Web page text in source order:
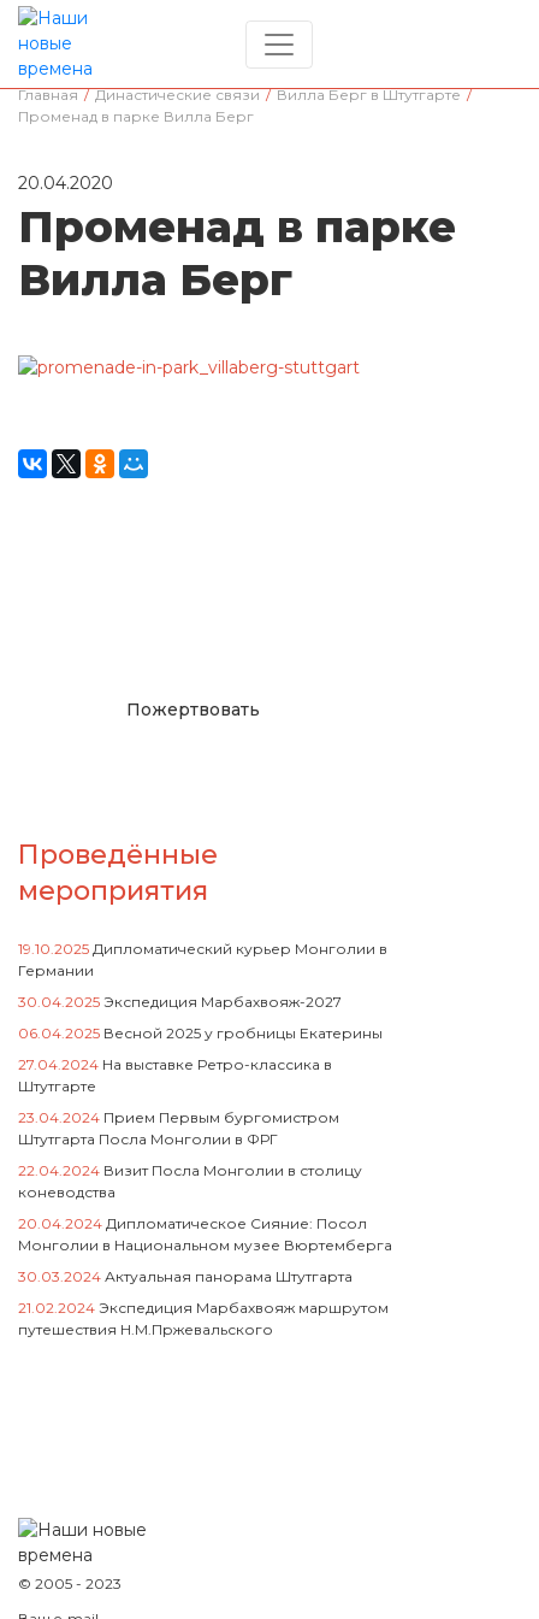
Главная / Династические связи / Вилла Берг в Штутгарте /
Променад в парке Вилла Берг
20.04.2020
Променад в парке
Вилла Берг
Пожертвовать
Проведённые
мероприятия
19.10.2025 Дипломатический курьер Монголии в
Германии
30.04.2025 Экспедиция Марбахвояж-2027
06.04.2025 Весной 2025 у гробницы Екатерины
27.04.2024 На выставке Ретро-классика в
Штутгарте
23.04.2024 Прием Первым бургомистром
Штутгарта Посла Монголии в ФРГ
22.04.2024 Визит Посла Монголии в столицу
коневодства
20.04.2024 Дипломатическое Сияние: Посол
Монголии в Национальном музее Вюртемберга
30.03.2024 Актуальная панорама Штутгарта
21.02.2024 Экспедиция Марбахвояж маршрутом
путешествия Н.М.Пржевальского
© 2005 - 2023